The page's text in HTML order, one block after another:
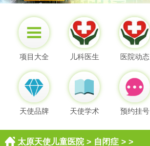
项目大全 儿科医生 医院动态
天使品牌 天使学术 预约挂号
太原天使儿童医院> 自闭症> >